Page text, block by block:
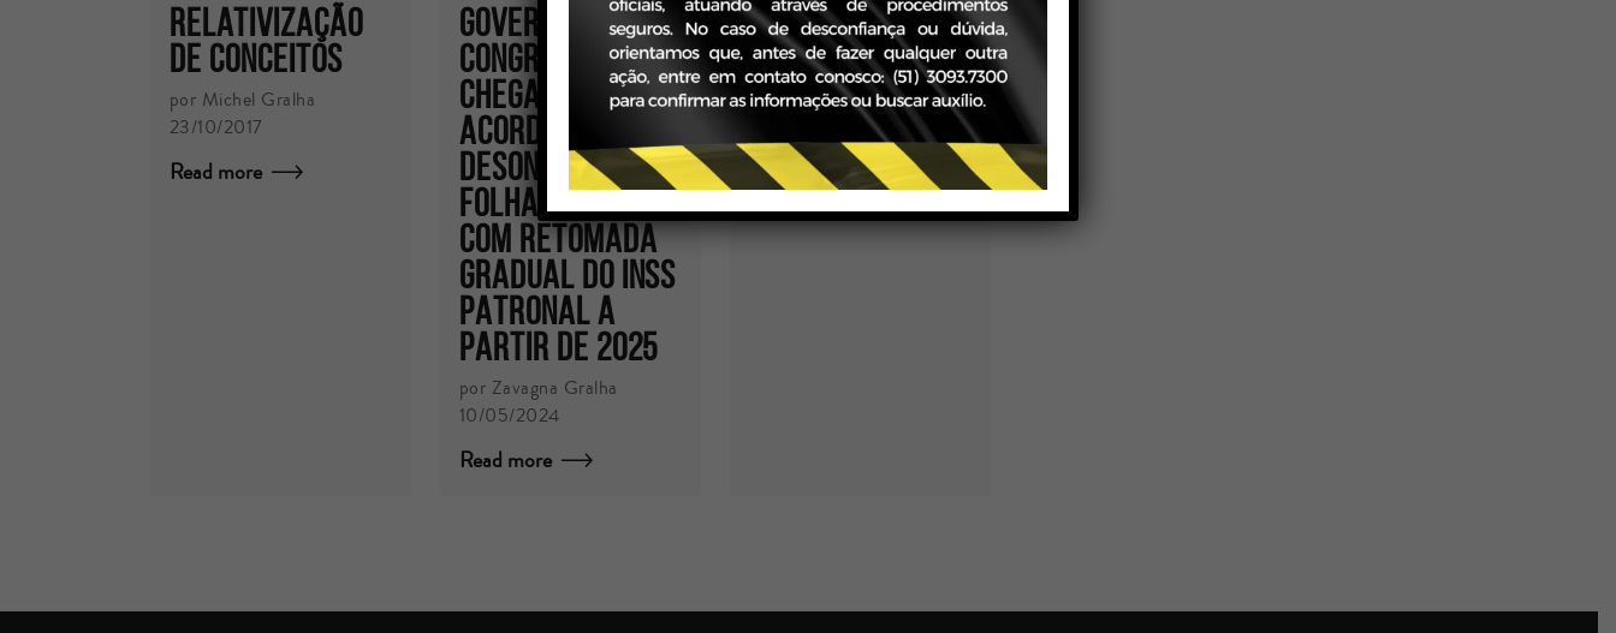
Relativização
de conceitos
por Michel Gralha
23/10/2017
Read more
GOVERNO E
CONGRESSO
CHEGAM A UM
ACORDO SOBRE
DESONERAÇÃO DA
FOLHA (CPRB)
COM RETOMADA
GRADUAL DO INSS
PATRONAL A
PARTIR DE 2025
por Zavagna Gralha
10/05/2024
Read more
CAMPANHA PARA
O DIA DAS
CRIANÇAS
por Michel Gralha
06/01/2021
Read more